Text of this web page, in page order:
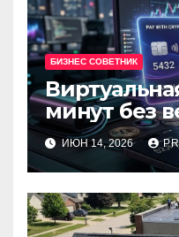
БИЗНЕС СОВЕТНИК
минут без
банков с
USDT
ИЮН 14, 2026